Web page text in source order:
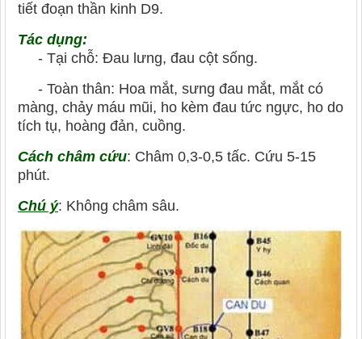
tiết đoạn thần kinh D9.
Tác dụng:
- Tại chỗ: Đau lưng, đau cột sống.
- Toàn thân: Hoa mắt, sưng đau mắt, mắt có
màng, chảy máu mũi, ho kèm đau tức ngực, ho do
tích tụ, hoàng đản, cuồng.
Cách châm cứu: Châm 0,3-0,5 tấc. Cứu 5-15
phút.
Chú ý: Không châm sâu.